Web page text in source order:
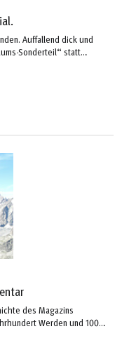
Auffallend dick und
Sonderteil“ statt
Folienprägung am
weiß ich blöderweise nicht,
ich) vom Hocker
des Magazins
Werden und 100